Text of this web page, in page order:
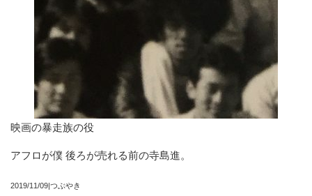
映画の暴走族の役
アフロが僕 後ろが売れる前の寺島進。
2019/11/09|つぶやき